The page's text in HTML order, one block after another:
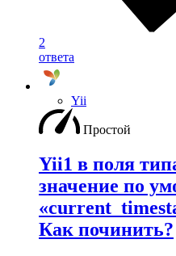
2
ответа
Yii
Простой
Yii1 в поля
значение по
Как починить?